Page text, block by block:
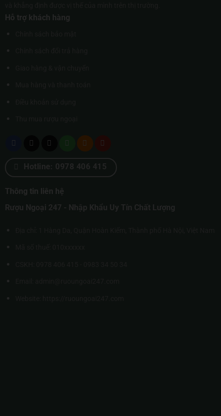
Hỗ trợ khách hàng
Hotline: 0978 406 415
Thông tin liên hệ
Rượu Ngoại 247 - Nhập Khẩu Uy Tín Chất Lượng